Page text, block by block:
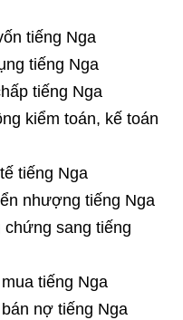
tiếng Nga
tiếng Nga
tiếng Nga
kiểm toán, kế toán
tiếng Nga
nhượng tiếng Nga
sang tiếng
tiếng Nga
nợ tiếng Nga